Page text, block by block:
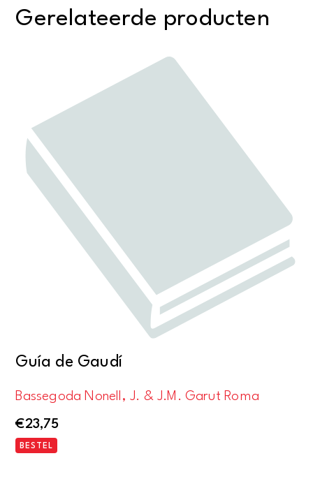
Leo
aantal
Gerelateerde producten
Guía de Gaudí
Bassegoda Nonell, J. & J.M. Garut Roma
€23,75
BESTEL